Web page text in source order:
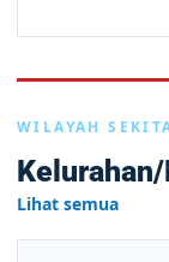
WILAYAH
Lihat semua